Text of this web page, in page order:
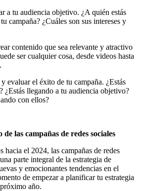
a tu audiencia objetivo. ¿A quién estás
campaña? ¿Cuáles son sus intereses y
contenido que sea relevante y atractivo
ser cualquier cosa, desde videos hasta
evaluar el éxito de tu campaña. ¿Estás
¿Estás llegando a tu audiencia objetivo?
con ellos?
las campañas de redes sociales
hacia el 2024, las campañas de redes
parte integral de la estrategia de
y emocionantes tendencias en el
de empezar a planificar tu estrategia
año.